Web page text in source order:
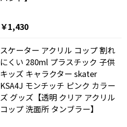
￥1,430
スケーター アクリル コップ 割れ
にくい 280ml プラスチック 子供
キッズ キャラクター skater
KSA4J モンチッチ ピンク カラー
ズ グッズ【透明 クリア アクリル
コップ 洗面所 タンブラー】